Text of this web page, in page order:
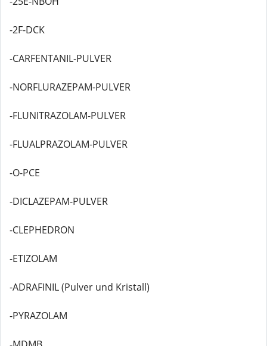
-2F-DCK
-CARFENTANIL-PULVER
-NORFLURAZEPAM-PULVER
-FLUNITRAZOLAM-PULVER
-FLUALPRAZOLAM-PULVER
-O-PCE
-DICLAZEPAM-PULVER
-CLEPHEDRON
-ETIZOLAM
-ADRAFINIL (Pulver und Kristall)
-PYRAZOLAM